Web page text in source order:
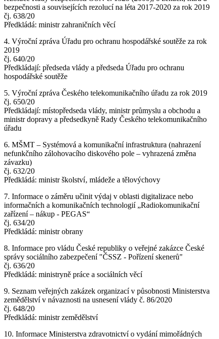
bezpečnosti a souvisejících rezolucí na léta 2017-2020 za rok 2019
čj. 638/20
Předkládá: ministr zahraničních věcí
4. Výroční zpráva Úřadu pro ochranu hospodářské soutěže za rok
2019
čj. 640/20
Předkládají: předseda vlády a předseda Úřadu pro ochranu
hospodářské soutěže
5. Výroční zpráva Českého telekomunikačního úřadu za rok 2019
čj. 650/20
Předkládají: místopředseda vlády, ministr průmyslu a obchodu a
ministr dopravy a předsedkyně Rady Českého telekomunikačního
úřadu
6. MŠMT – Systémová a komunikační infrastruktura (nahrazení
nefunkčního zálohovacího diskového pole – vyhrazená změna
závazku)
čj. 632/20
Předkládá: ministr školství‚ mládeže a tělovýchovy
7. Informace o záměru učinit výdaj v oblasti digitalizace nebo
informačních a komunikačních technologií „Radiokomunikační
zařízení – nákup - PEGAS“
čj. 634/20
Předkládá: ministr obrany
8. Informace pro vládu České republiky o veřejné zakázce České
správy sociálního zabezpečení "ČSSZ - Pořízení skenerů"
čj. 636/20
Předkládá: ministryně práce a sociálních věcí
9. Seznam veřejných zakázek organizací v působnosti Ministerstva
zemědělství v návaznosti na usnesení vlády č. 86/2020
čj. 648/20
Předkládá: ministr zemědělství
10. Informace Ministerstva zdravotnictví o vydání mimořádných